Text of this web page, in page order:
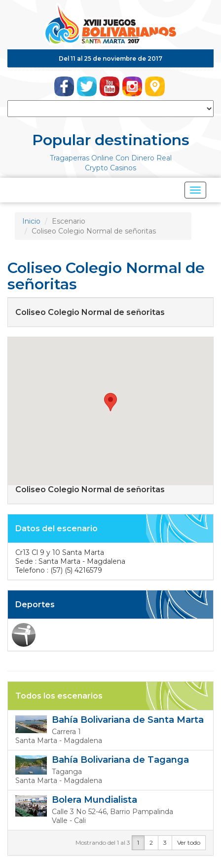
Del 11 al 25 de noviembre de 2017
Popular destinations
Tragaperras Online Con Dinero Real
Crypto Casinos
Mostrar
Menú
Inicio
Escenario
Coliseo Colegio Normal de señoritas
Coliseo Colegio Normal de
señoritas
Coliseo Colegio Normal de señoritas
Coliseo Colegio Normal de señoritas
Datos del escenario
Cr13 Cl 9 y 10 Santa Marta
Sede : Santa Marta - Magdalena
Telefono : (57) (5) 4216579
Deportes
Todos los escenarios
Bahía Bolivariana de Santa Marta
Carrera 1
Santa Marta - Magdalena
Bahía Bolivariana de Taganga
Taganga
Santa Marta - Magdalena
Bolera Mundialista
Calle 3 No 52-46, Barrio Pampalinda
Valle - Cali
Mostrando del 1 al 3 1 2 3 Ver todo